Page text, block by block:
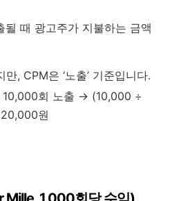
될 때 광고주가 지불하는 금액
, CPM은 ‘노출’ 기준입니다.
10,000회 노출 → (10,000 ÷
원